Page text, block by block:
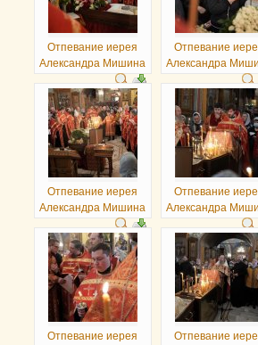
Отпевание иерея
Александра Мишина
Отпевание
Александра
Отпевание иерея
Александра Мишина
Отпевание
Александра
Отпевание иерея
Отпевание